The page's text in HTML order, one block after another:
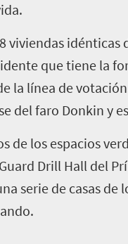
viviendas
que tiene la
la línea de
del faro Donkin y
de los espacios
Drill Hall del
serie de casas